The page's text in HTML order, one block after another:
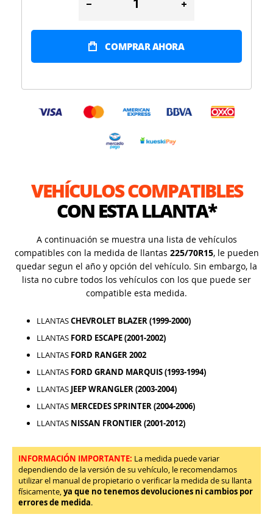
COMPRAR AHORA
VEHÍCULOS COMPATIBLES
CON ESTA LLANTA*
A continuación se muestra una lista de vehículos
compatibles con la medida de llantas 225/70R15, le pueden
quedar segun el año y opción del vehículo. Sin embargo, la
lista no cubre todos los vehículos con los que puede ser
compatible esta medida.
LLANTASCHEVROLET BLAZER (1999-2000)
LLANTAS FORD ESCAPE (2001-2002)
LLANTAS FORD RANGER 2002
LLANTAS FORD GRAND MARQUIS (1993-1994)
LLANTAS JEEP WRANGLER (2003-2004)
LLANTAS MERCEDES SPRINTER (2004-2006)
LLANTAS NISSAN FRONTIER (2001-2012)
INFORMACIÓN IMPORTANTE: La medida puede variar
dependiendo de la versión de su vehículo, le recomendamos
utilizar el manual de propietario o verificar la medida de su llanta
físicamente,ya que no tenemos devoluciones ni cambios por
errores de medida.